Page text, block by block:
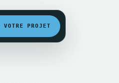
VOTRE PROJET